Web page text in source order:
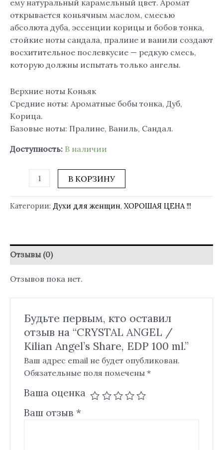
ему натуральный карамельный цвет. Аромат
открывается коньячным маслом, смесью
абсолюта дуба, эссенции корицы и бобов тонка,
стойкие ноты сандала, пралине и ванили создают
восхитительное послевкусие — редкую смесь,
которую должны испытать только ангелы.
Верхние ноты Коньяк
Средние ноты: Ароматные бобы тонка, Дуб,
Корица.
Базовые ноты: Пралине, Ваниль, Сандал.
Доступность: В наличии
В КОРЗИНУ
Категории: Духи для женщин, ХОРОШАЯ ЦЕНА !!!
Отзывы (0)
Отзывов пока нет.
Будьте первым, кто оставил
отзыв на “CRYSTAL ANGEL /
Kilian Angel’s Share, EDP 100 ml.”
Ваш адрес email не будет опубликован.
Обязательные поля помечены *
Ваша оценка
Ваш отзыв *